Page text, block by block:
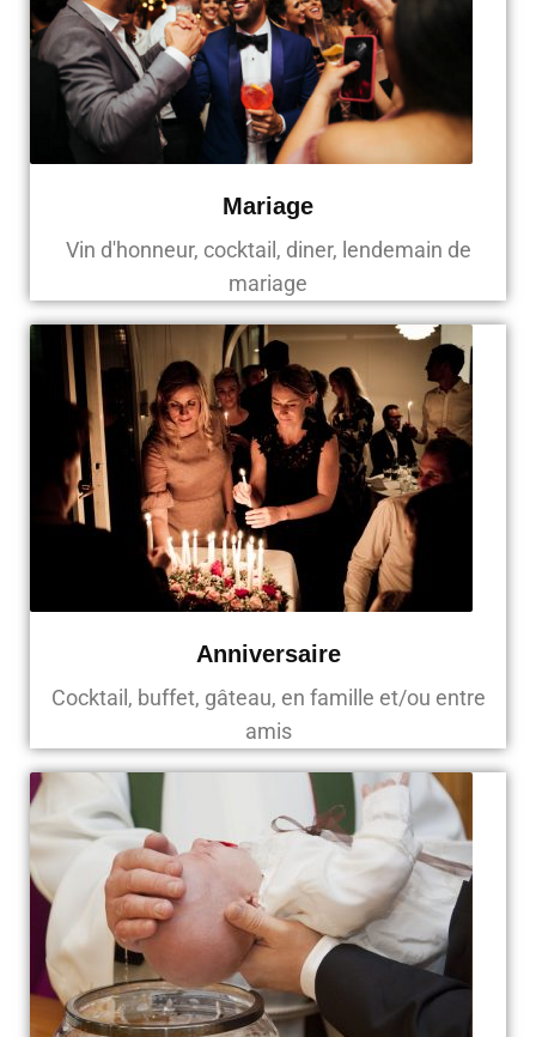
Mariage
Vin d'honneur, cocktail, diner, lendemain de
mariage
Anniversaire
Cocktail, buffet, gâteau, en famille et/ou entre
amis